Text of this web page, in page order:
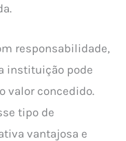
responsabilidade,
instituição pode
valor concedido.
tipo de
vantajosa e